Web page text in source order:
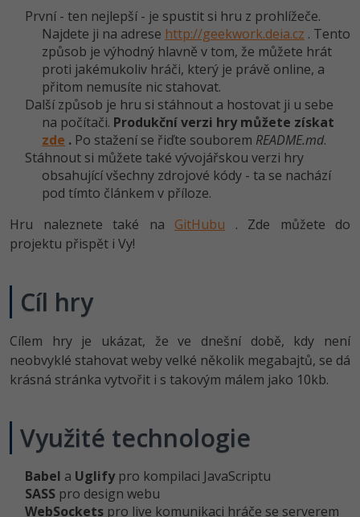
Marketing -30%
WordPress
SEO -30%
UX
Business
-25%
Copywriting
Google Dokumenty
Time management
Linux
Sítě
Kybernetická bezpečnost
Adobe Illustrator -80%
Adobe Lightroom -30%
Adobe XD -15%
Adobe InDesign -25%
Adobe After Effects
-80%
Inkscape
Video
Ostatní
Kariéra
Pro firmy
První - ten nejlepší - je spustit si hru z prohlížeče.
Najdete ji na adrese http://geekwork.deia.cz . Tento
způsob je výhodný hlavně v tom, že můžete hrát
proti jakémukoliv hráči, který je právě online, a
přitom nemusíte nic stahovat.
Další způsob je hru si stáhnout a hostovat ji u sebe
na počítači. Produkční verzi hry můžete získat
zde . Po stažení se řiďte souborem README.md.
Stáhnout si můžete také vývojářskou verzi hry
obsahující všechny zdrojové kódy - ta se nachází
pod tímto článkem v příloze.
Hru naleznete také na GitHubu . Zde můžete do
projektu přispět i Vy!
Cíl hry
Cílem hry je ukázat, že ve dnešní době, kdy není
neobvyklé stahovat weby velké několik megabajtů, se dá
krásná stránka vytvořit i s takovým málem jako 10kb.
Využité technologie
Babel a Uglifypro kompilaci JavaScriptu
SASS pro design webu
WebSockets pro live komunikaci hráče se serverem